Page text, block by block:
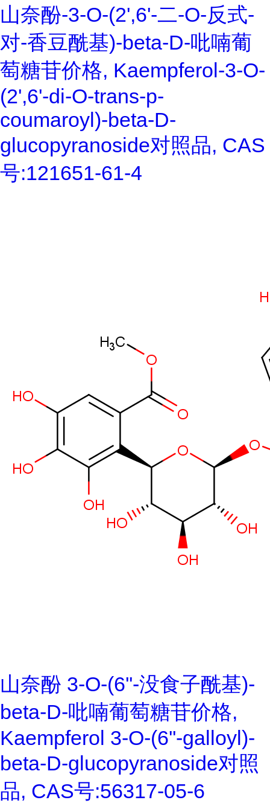
山奈酚-3-O-(2',6'-二-O-反式-
对-香豆酰基)-beta-D-吡喃葡
萄糖苷价格, Kaempferol-3-O-
(2',6'-di-O-trans-p-
coumaroyl)-beta-D-
glucopyranoside对照品, CAS
号:121651-61-4
山奈酚 3-O-(6''-没食子酰基)-
beta-D-吡喃葡萄糖苷价格,
Kaempferol 3-O-(6''-galloyl)-
beta-D-glucopyranoside对照
品, CAS号:56317-05-6